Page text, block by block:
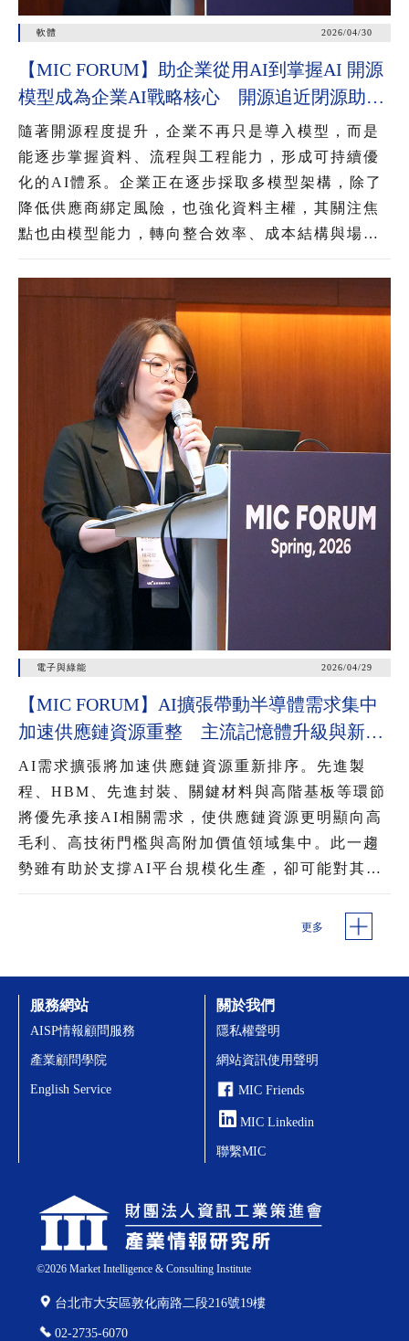
軟體 2026/04/30
【MIC FORUM】助企業從用AI到掌握AI 開源
模型成為企業AI戰略核心 開源追近閉源助垂
直領域加速導入 治理機制為長遠發展關鍵
隨著開源程度提升，企業不再只是導入模型，而是
能逐步掌握資料、流程與工程能力，形成可持續優
化的AI體系。企業正在逐步採取多模型架構，除了
降低供應商綁定風險，也強化資料主權，其關注焦
點也由模型能力，轉向整合效率、成本結構與場景
電子與綠能 2026/04/29
【MIC FORUM】AI擴張帶動半導體需求集中
加速供應鏈資源重整 主流記憶體升級與新興
記憶體崛起 混用提升AI資料調用效率
AI需求擴張將加速供應鏈資源重新排序。先進製
程、HBM、先進封裝、關鍵材料與高階基板等環節
將優先承接AI相關需求，使供應鏈資源更明顯向高
毛利、高技術門檻與高附加價值領域集中。此一趨
勢雖有助於支撐AI平台規模化生產，卻可能對其他
進一步影響產能配置、交期與價格變化。更多
©2026Market Intelligence & Consulting Institute
台北市大安區敦化南路二段216號19樓
02-2735-6070
服務網站
AISP情報顧問服務
產業顧問學院
English Service
關於我們
隱私權聲明
網站資訊使用聲明
MIC Friends
MIC Linkedin
聯繫MIC